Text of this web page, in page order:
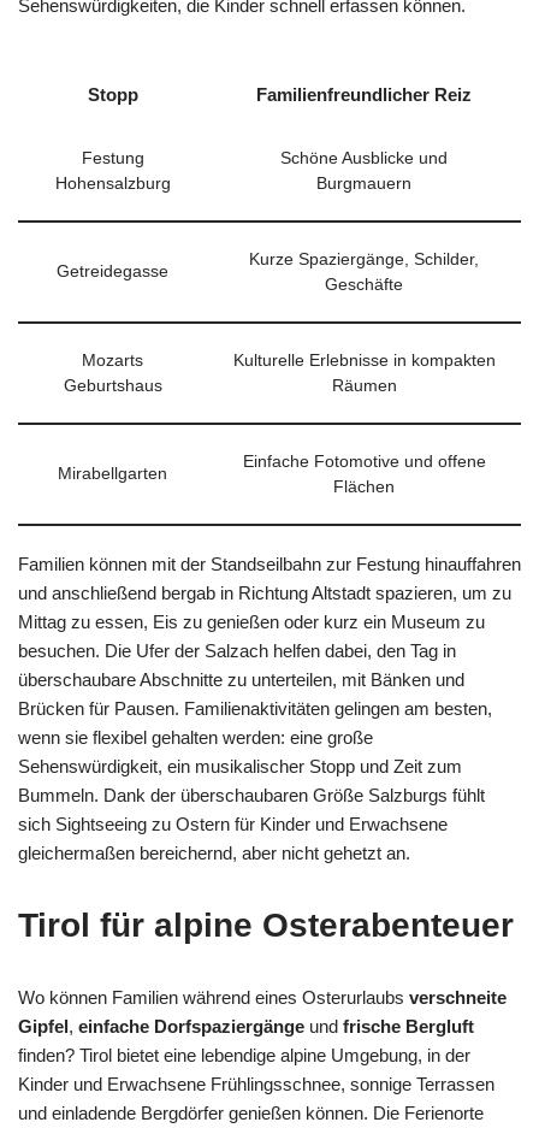
Sehenswürdigkeiten, die Kinder schnell erfassen können.
Stopp Familienfreundlicher Reiz
Festung
Hohensalzburg
Schöne Ausblicke und
Burgmauern
Getreidegasse
Kurze Spaziergänge, Schilder,
Geschäfte
Mozarts
Geburtshaus
Kulturelle Erlebnisse in kompakten
Räumen
Mirabellgarten
Einfache Fotomotive und offene
Flächen
Familien können mit der Standseilbahn zur Festung hinauffahren
und anschließend bergab in Richtung Altstadt spazieren, um zu
Mittag zu essen, Eis zu genießen oder kurz ein Museum zu
besuchen. Die Ufer der Salzach helfen dabei, den Tag in
überschaubare Abschnitte zu unterteilen, mit Bänken und
Brücken für Pausen. Familienaktivitäten gelingen am besten,
wenn sie flexibel gehalten werden: eine große
Sehenswürdigkeit, ein musikalischer Stopp und Zeit zum
Bummeln. Dank der überschaubaren Größe Salzburgs fühlt
sich Sightseeing zu Ostern für Kinder und Erwachsene
gleichermaßen bereichernd, aber nicht gehetzt an.
Tirol für alpine Osterabenteuer
Wo können Familien während eines Osterurlaubs verschneite
Gipfel, einfache Dorfspaziergänge und frische Bergluft
finden? Tirol bietet eine lebendige alpine Umgebung, in der
Kinder und Erwachsene Frühlingsschnee, sonnige Terrassen
und einladende Bergdörfer genießen können. Die Ferienorte